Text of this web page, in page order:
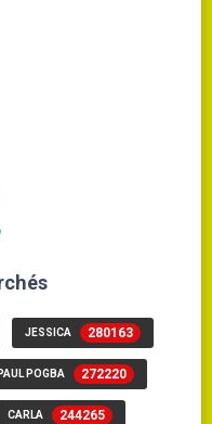
JESSICA 280163
PAUL POGBA 272220
CARLA 244265